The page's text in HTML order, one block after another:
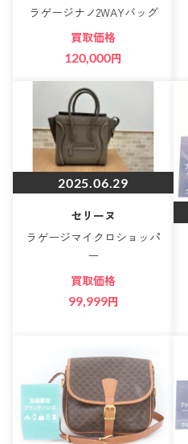
ラゲージナノ2WAYバッグ
買取価格
120,000円
2025.06.29
セリーヌ
ラゲージマイクロショッパ
ー
買取価格
99,999円